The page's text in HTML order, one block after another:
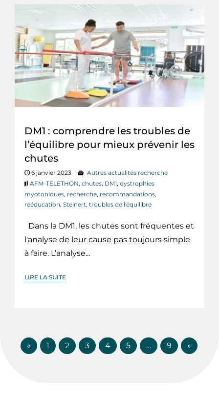
DM1 : comprendre les troubles de
l’équilibre pour mieux prévenir les
chutes
6 janvier 2023
Autres actualités recherche
AFM-TELETHON, chutes, DM1, dystrophies
myotoniques, recherche, recommandations,
rééducation, Steinert, troubles de l'équilibre
Dans la DM1, les chutes sont fréquentes et
l'analyse de leur cause pas toujours simple
à faire. L’analyse...
LIRE LA SUITE
« 1 2 3 4 5 … 9 »